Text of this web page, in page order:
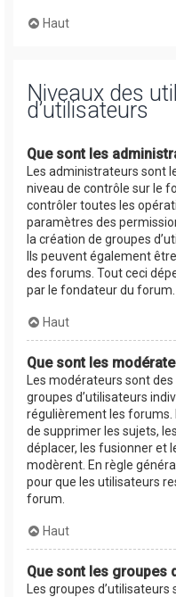
Haut
Niveaux des
d’utilisateurs
Que sont les
Les administrateurs sont
niveau de contrôle sur le
contrôler toutes les
paramètres des
la création de groupes
Ils peuvent également
des forums. Tout ceci
par le fondateur du forum.
Haut
Que sont les
Les modérateurs sont
groupes d’utilisateurs
régulièrement les forums.
de supprimer les sujets,
déplacer, les fusionner et
modèrent. En règle
pour que les utilisateurs
forum.
Haut
Que sont les groupes
Les groupes